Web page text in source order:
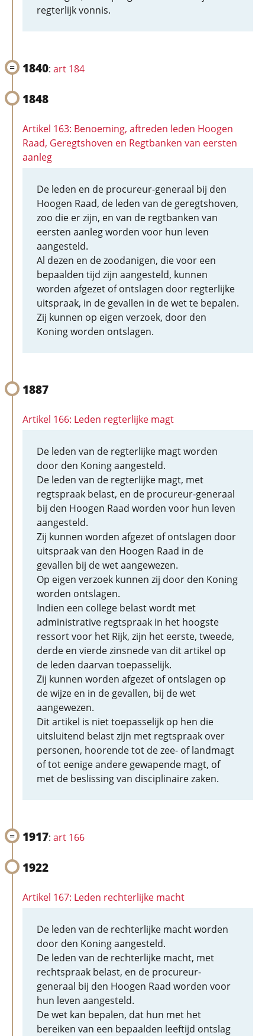
regterlijk vonnis.
1840: art 184
1848
Artikel 163: Benoeming, aftreden leden Hoogen
Raad, Geregtshoven en Regtbanken van eersten
aanleg
De leden en de procureur-generaal bij den
Hoogen Raad, de leden van de geregtshoven,
zoo die er zijn, en van de regtbanken van
eersten aanleg worden voor hun leven
aangesteld.
Al dezen en de zoodanigen, die voor een
bepaalden tijd zijn aangesteld, kunnen
worden afgezet of ontslagen door regterlijke
uitspraak, in de gevallen in de wet te bepalen.
Zij kunnen op eigen verzoek, door den
Koning worden ontslagen.
1887
Artikel 166: Leden regterlijke magt
De leden van de regterlijke magt worden
door den Koning aangesteld.
De leden van de regterlijke magt, met
regtspraak belast, en de procureur-generaal
bij den Hoogen Raad worden voor hun leven
aangesteld.
Zij kunnen worden afgezet of ontslagen door
uitspraak van den Hoogen Raad in de
gevallen bij de wet aangewezen.
Op eigen verzoek kunnen zij door den Koning
worden ontslagen.
Indien een college belast wordt met
administrative regtspraak in het hoogste
ressort voor het Rijk, zijn het eerste, tweede,
derde en vierde zinsnede van dit artikel op
de leden daarvan toepasselijk.
Zij kunnen worden afgezet of ontslagen op
de wijze en in de gevallen, bij de wet
aangewezen.
Dit artikel is niet toepasselijk op hen die
uitsluitend belast zijn met regtspraak over
personen, hoorende tot de zee- of landmagt
of tot eenige andere gewapende magt, of
met de beslissing van disciplinaire zaken.
1917: art 166
1922
Artikel 167: Leden rechterlijke macht
De leden van de rechterlijke macht worden
door den Koning aangesteld.
De leden van de rechterlijke macht, met
rechtspraak belast, en de procureur-
generaal bij den Hoogen Raad worden voor
hun leven aangesteld.
De wet kan bepalen, dat hun met het
bereiken van een bepaalden leeftijd ontslag